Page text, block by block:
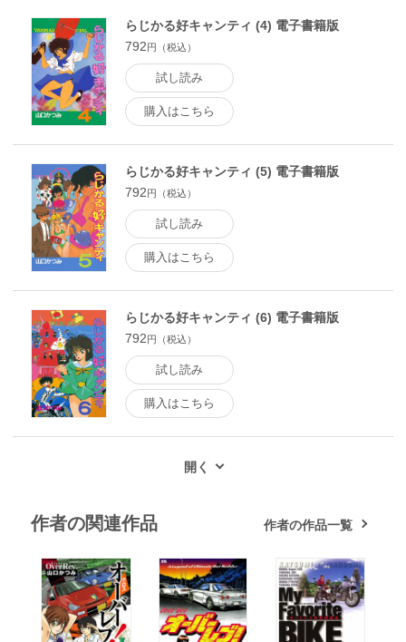
らじかる好キャンティ (4) 電子書籍版
792円（税込）
試し読み
購入はこちら
らじかる好キャンティ (5) 電子書籍版
792円（税込）
試し読み
購入はこちら
らじかる好キャンティ (6) 電子書籍版
792円（税込）
試し読み
購入はこちら
作者の関連作品 作者の作品一覧